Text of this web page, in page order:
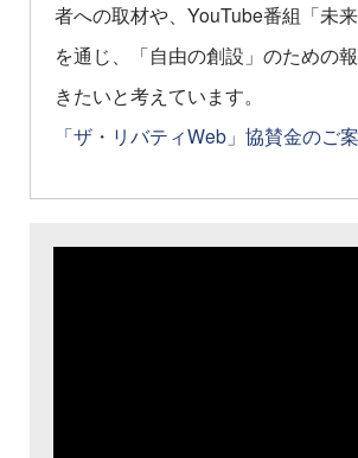
者への取材や、YouTube番組「未
を通じ、「自由の創設」のための
きたいと考えています。
「ザ・リバティWeb」協賛金のご